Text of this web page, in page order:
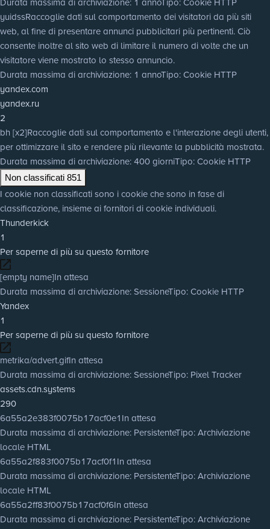
yuidssRaccoglie dati sul comportamento dei visitatori da più siti
web, al fine di presentare annunci pubblicitari più pertinenti. Ciò
consente inoltre al sito web di limitare il numero di volte che un
visitatore viene mostrato lo stesso annuncio.
Durata massima di archiviazione: 1 annoTipo: Cookie HTTP
yandex.com
yandex.ru
2
bh [x2]Raccoglie dati sul comportamento e l'interazione degli utenti,
per ottimizzare il sito e rendere più rilevante la pubblicità mostrata.
Durata massima di archiviazione: 400 giorniTipo: Cookie HTTP
Non classificati 851
I cookie non classificati sono i cookie che sono in fase di
classificazione, insieme ai fornitori di cookie individuali.
Thunderkick
1
Per saperne di più su questo fornitore
[empty name]In attesa
Durata massima di archiviazione: SessioneTipo: Cookie HTTP
Yandex
1
Per saperne di più su questo fornitore
metrika/advert.gifIn attesa
Durata massima di archiviazione: SessioneTipo: Pixel Tracker
assets.cdn.systems
290
6a55a2e383f0075b17acf0e1In attesa
Durata massima di archiviazione: PersistenteTipo: Archiviazione
locale HTML
6a55a2f883f0075b17acf0f1In attesa
Durata massima di archiviazione: PersistenteTipo: Archiviazione
locale HTML
6a55a2ff83f0075b17acf0f6In attesa
Durata massima di archiviazione: PersistenteTipo: Archiviazione